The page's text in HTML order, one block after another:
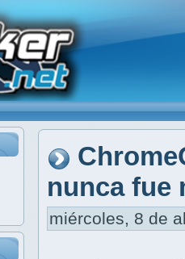
nunca fue
miércoles, 8 de